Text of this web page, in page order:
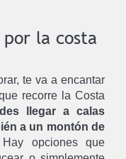
la costa
te va a encantar
recorre la Costa
llegar a calas
a un montón de
opciones que